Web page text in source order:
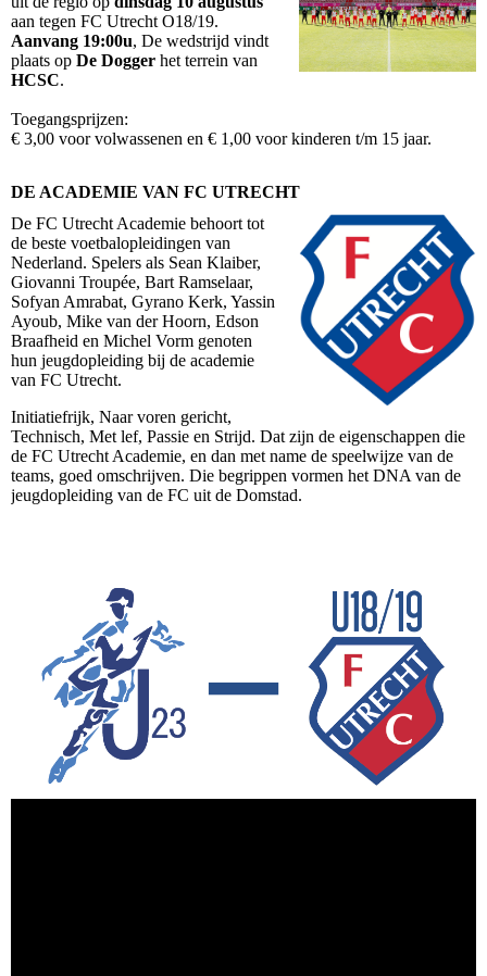
aan tegen FC Utrecht O18/19.
Aanvang 19:00u, De wedstrijd vindt
plaats op De Dogger het terrein van
HCSC.
Toegangsprijzen:
€ 3,00 voor volwassenen en € 1,00 voor kinderen t/m 15 jaar.
DE ACADEMIE VAN FC UTRECHT
De FC Utrecht Academie behoort tot
de beste voetbalopleidingen van
Nederland. Spelers als Sean Klaiber,
Giovanni Troupée, Bart Ramselaar,
Sofyan Amrabat, Gyrano Kerk, Yassin
Ayoub, Mike van der Hoorn, Edson
Braafheid en Michel Vorm genoten
hun jeugdopleiding bij de academie
van FC Utrecht.
Initiatiefrijk, Naar voren gericht,
Technisch, Met lef, Passie en Strijd. Dat zijn de eigenschappen die
de FC Utrecht Academie, en dan met name de speelwijze van de
teams, goed omschrijven. Die begrippen vormen het DNA van de
jeugdopleiding van de FC uit de Domstad.